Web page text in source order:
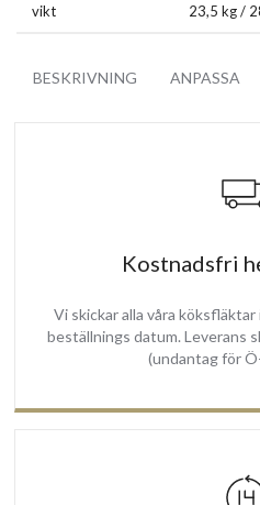
vikt 23,5 kg /
BESKRIVNING ANPASSA
Kostnadsfri
Vi skickar alla våra
beställnings datum. Leverans
(undantag för